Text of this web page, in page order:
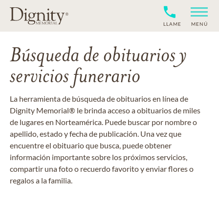
LLAME MENÚ
Búsqueda de obituarios y
servicios funerario
La herramienta de búsqueda de obituarios en línea de
Dignity Memorial® le brinda acceso a obituarios de miles
de lugares en Norteamérica. Puede buscar por nombre o
apellido, estado y fecha de publicación. Una vez que
encuentre el obituario que busca, puede obtener
información importante sobre los próximos servicios,
compartir una foto o recuerdo favorito y enviar flores o
regalos a la familia.